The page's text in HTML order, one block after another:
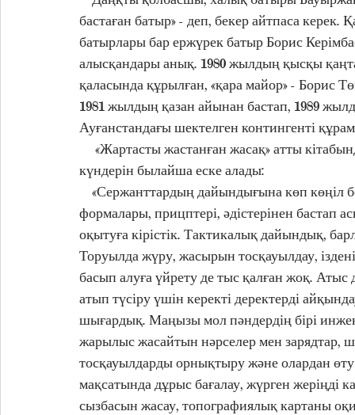
бастаған батыр» - деп, бекер айтпаса
батырлары бар ержүрек батыр Борис
алысқандары анық. 1980 жылдың қысқы
қаласында құрылған, «қара майор» - Борис
1981 жылдың қазан айынан бастап, 1989
Ауғанстандағы шектелген контингенті
күндерін былайша еске алады:
формалары, прицптері, әдістерінен бастап
оқытуға кірістік. Тактикалық дайындық,
Торуылда жүру, жасырын тосқауылдау,
басып алуға үйрету де тыс қалған жоқ.
атып түсіру үшін керекті деректерді
шығардық. Маңызы мол пәндердің бірі
жарылыс жасайтын нәрселер мен зарядтар,
тосқауылдарды орнықтыру және олардан
мақсатында дұрыс бағалау, жүрген жеріңді
сызбасын жасау, топографиялық картаны